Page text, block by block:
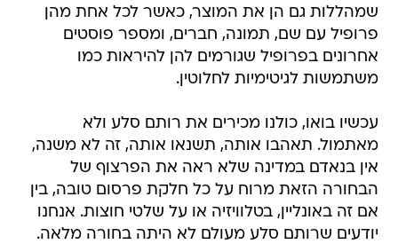
שמהללות גם הן את המוצר, כאשר לכל אחת מהן
פרופיל עם שם, תמונה, חברים, ומספר פוסטים
אחרונים בפרופיל שגורמים להן להיראות כמו
משתמשות לגיטימיות לחלוטין.
עכשיו בואו, כולנו מכירים את רותם סלע ולא
מאתמול. תאהבו אותה, תשנאו אותה, זה לא משנה,
אין בנאדם במדינה שלא ראה את הפרצוף של
הבחורה הזאת מרוח על כל חלקת פרסום טובה, בין
אם זה באונליין, בטלוויזיה או על שלטי חוצות. אנחנו
יודעים שרותם סלע מעולם לא היתה בחורה מלאה.